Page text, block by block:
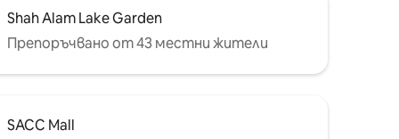
Shah Alam Lake Garden
Препоръчвано от 43 местни жители
SACC Mall